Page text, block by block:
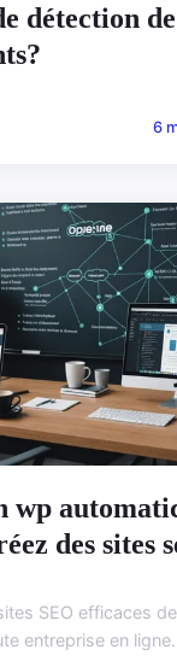
détection
6
wp
des sites
SEO efficaces
entreprise en